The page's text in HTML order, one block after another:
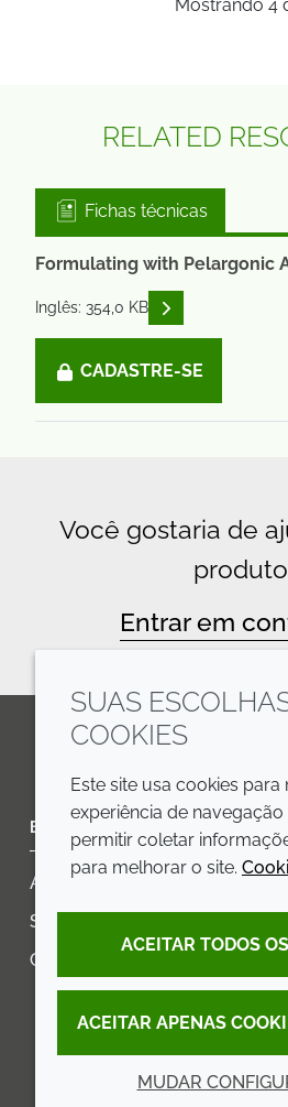
Mostrando 4
RELATED
Fichas técnicas
Formulating with Pelargonic
Inglês: 354,0 KB READ
CADASTRE-SE
Você gostaria de
Entrar em
LinkedIn
EMPRESA
Annual Report
Sustainability Report
Croda.com
LEGAL
Termos
SUAS
COOKIES
Este site usa cookies para
experiência de navegação
permitir coletar
para melhorar o site.
ACEITAR TODOS
ACEITAR APENAS
MUDAR